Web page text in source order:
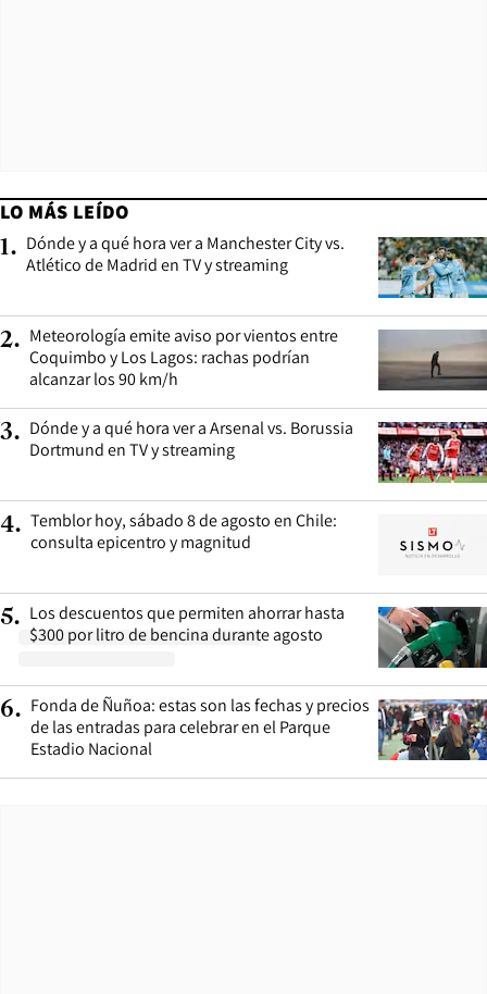
LO MÁS LEÍDO
1. Dónde y a qué hora ver a Manchester City vs.
Atlético de Madrid en TV y streaming
2. Meteorología emite aviso por vientos entre
Coquimbo y Los Lagos: rachas podrían
alcanzar los 90 km/h
3. Dónde y a qué hora ver a Arsenal vs. Borussia
Dortmund en TV y streaming
4. Temblor hoy, sábado 8 de agosto en Chile:
consulta epicentro y magnitud
5. Los descuentos que permiten ahorrar hasta
$300 por litro de bencina durante agosto
6. Fonda de Ñuñoa: estas son las fechas y precios
de las entradas para celebrar en el Parque
Estadio Nacional